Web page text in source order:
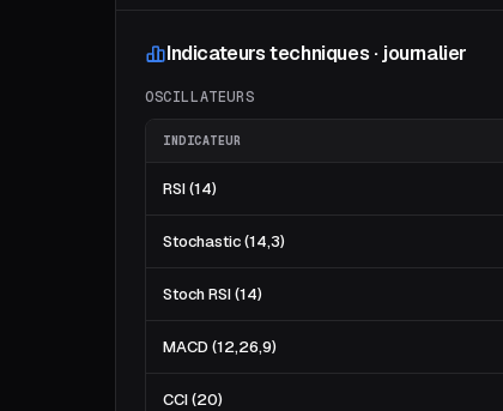
Indicateurs techniques · journalier
OSCILLATEURS
INDICATEUR
RSI (14)
Stochastic (14,3)
Stoch RSI (14)
MACD (12,26,9)
CCI (20)